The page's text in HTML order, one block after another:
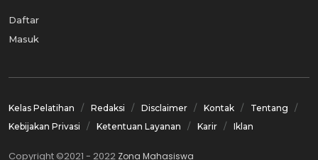
Daftar
Masuk
Kelas Pelatihan Redaksi Disclaimer Kontak
Tentang
Kebijakan Privasi
Ketentuan Layanan Karir Iklan
Copyright ©2021 - 2022 Zona Mahasiswa